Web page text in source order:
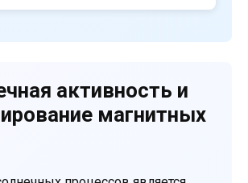
активность и
магнитных